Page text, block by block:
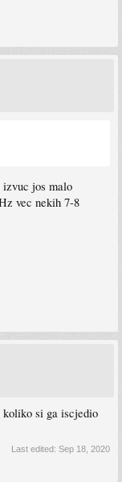
izvuc jos malo
vec nekih 7-8
koliko si ga iscjedio
Last edited: Sep 18, 2020